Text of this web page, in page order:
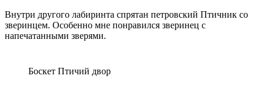
Внутри другого лабиринта спрятан петровский Птичник со
зверинцем. Особенно мне понравился зверинец с
напечатанными зверями.
Боскет Птичий двор